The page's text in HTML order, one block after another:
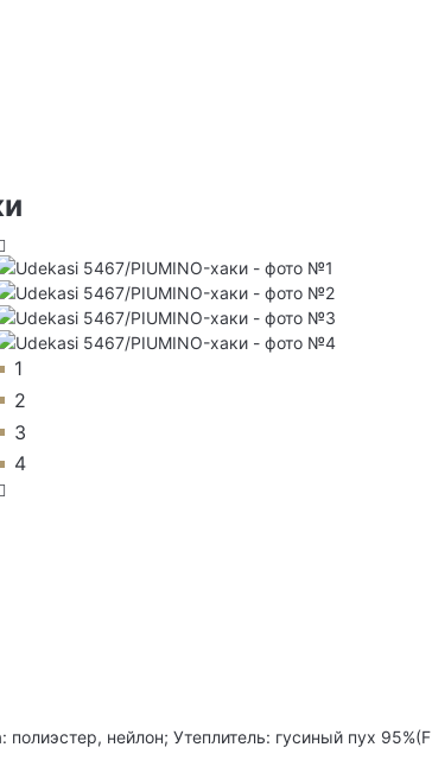
1
2
3
4
нейлон; Утеплитель: гусиный пух